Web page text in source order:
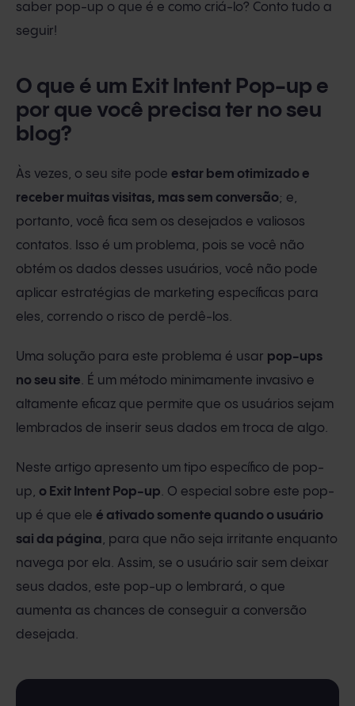
saber pop-up o que é e como criá-lo? Conto tudo a
seguir!
O que é um Exit Intent Pop-up e
por que você precisa ter no seu
blog?
Às vezes, o seu site pode estar bem otimizado e
receber muitas visitas, mas sem conversão; e,
portanto, você fica sem os desejados e valiosos
contatos. Isso é um problema, pois se você não
obtém os dados desses usuários, você não pode
aplicar estratégias de marketing específicas para
eles, correndo o risco de perdê-los.
Uma solução para este problema é usar pop-ups
no seu site. É um método minimamente invasivo e
altamente eficaz que permite que os usuários sejam
lembrados de inserir seus dados em troca de algo.
Neste artigo apresento um tipo específico de pop-
up, o Exit Intent Pop-up. O especial sobre este pop-
up é que ele é ativado somente quando o usuário
sai da página, para que não seja irritante enquanto
navega por ela. Assim, se o usuário sair sem deixar
seus dados, este pop-up o lembrará, o que
aumenta as chances de conseguir a conversão
desejada.